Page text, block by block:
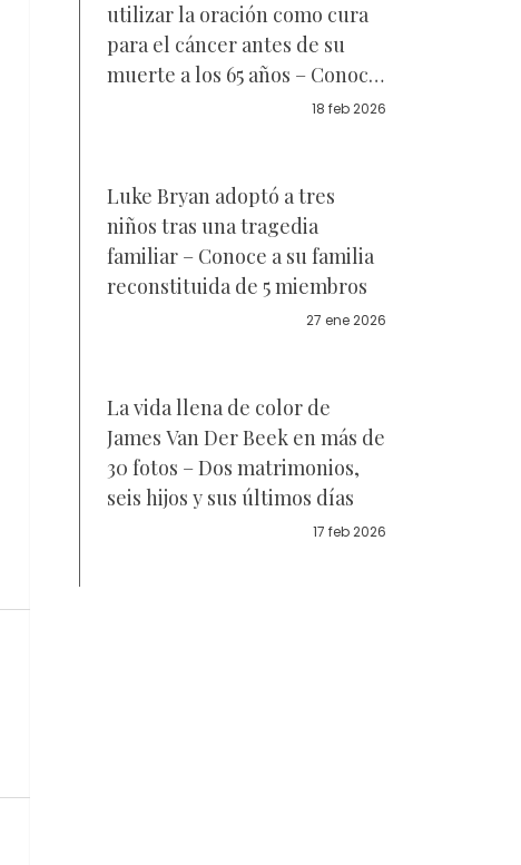
utilizar la oración como cura
para el cáncer antes de su
muerte a los 65 años – Conoce
18 feb 2026
Luke Bryan adoptó a tres
niños tras una tragedia
familiar – Conoce a su familia
reconstituida de 5 miembros
27 ene 2026
La vida llena de color de
James Van Der Beek en más de
30 fotos – Dos matrimonios,
seis hijos y sus últimos días
17 feb 2026